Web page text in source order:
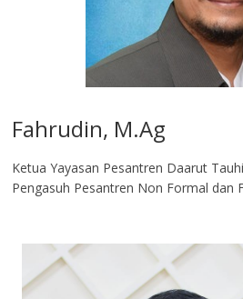
Fahrudin, M.Ag​
Ketua Yayasan Pesantren Daarut
Pengasuh Pesantren Non Formal dan